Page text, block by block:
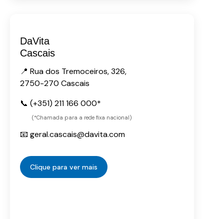
DaVita
Cascais
📍 Rua dos Tremoceiros, 326,
2750-270 Cascais
📞 (+351) 211 166 000*
(*Chamada para a rede fixa nacional)
📧 geral.cascais@davita.com
Clique para ver mais